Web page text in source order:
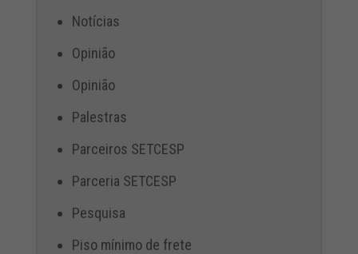
Notícias
Opinião
Opinião
Palestras
Parceiros SETCESP
Parceria SETCESP
Pesquisa
Piso mínimo de frete